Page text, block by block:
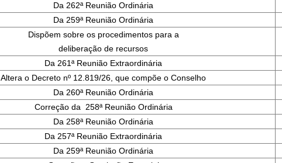
Da 262ª Reunião Ordinária
Da 259ª Reunião Ordinária
Dispõem sobre os procedimentos para a
deliberação de recursos
Da 261ª Reunião Extraordinária
Altera o Decreto nº 12.819/26, que compõe o Conselho
Da 260ª Reunião Ordinária
Correção da 258ª Reunião Ordinária
Da 258ª Reunião Ordinária
Da 257ª Reunião Extraordinária
Da 259ª Reunião Ordinária